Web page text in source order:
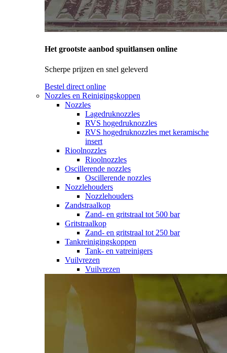
Het grootste aanbod spuitlansen online
Scherpe prijzen en snel geleverd
Bestel direct online
Nozzles en Reinigingskoppen
Nozzles
Lagedruknozzles
RVS hogedruknozzles
RVS hogedruknozzles met keramische
insert
Rioolnozzles
Rioolnozzles
Oscillerende nozzles
Oscillerende nozzles
Nozzlehouders
Nozzlehouders
Zandstraalkop
Zand- en gritstraal tot 500 bar
Gritstraalkop
Zand- en gritstraal tot 250 bar
Tankreinigingskoppen
Tank- en vatreinigers
Vuilvrezen
Vuilvrezen